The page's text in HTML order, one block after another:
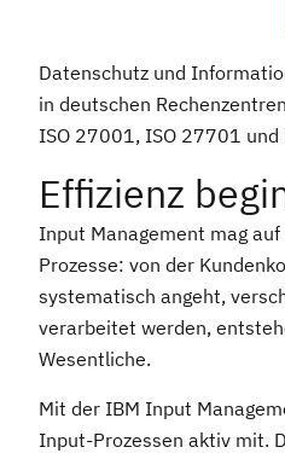
Datenschutz und
in deutschen
ISO 27001, ISO 27701
Effizienz
Input Management mag
Prozesse: von der
systematisch angeht,
verarbeitet werden,
Wesentliche.
Mit der IBM Input
Input-Prozessen aktiv mit.